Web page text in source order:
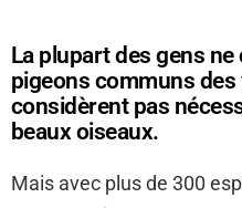
La plupart des gens
pigeons communs des
considèrent pas
beaux oiseaux.
Mais avec plus de 300